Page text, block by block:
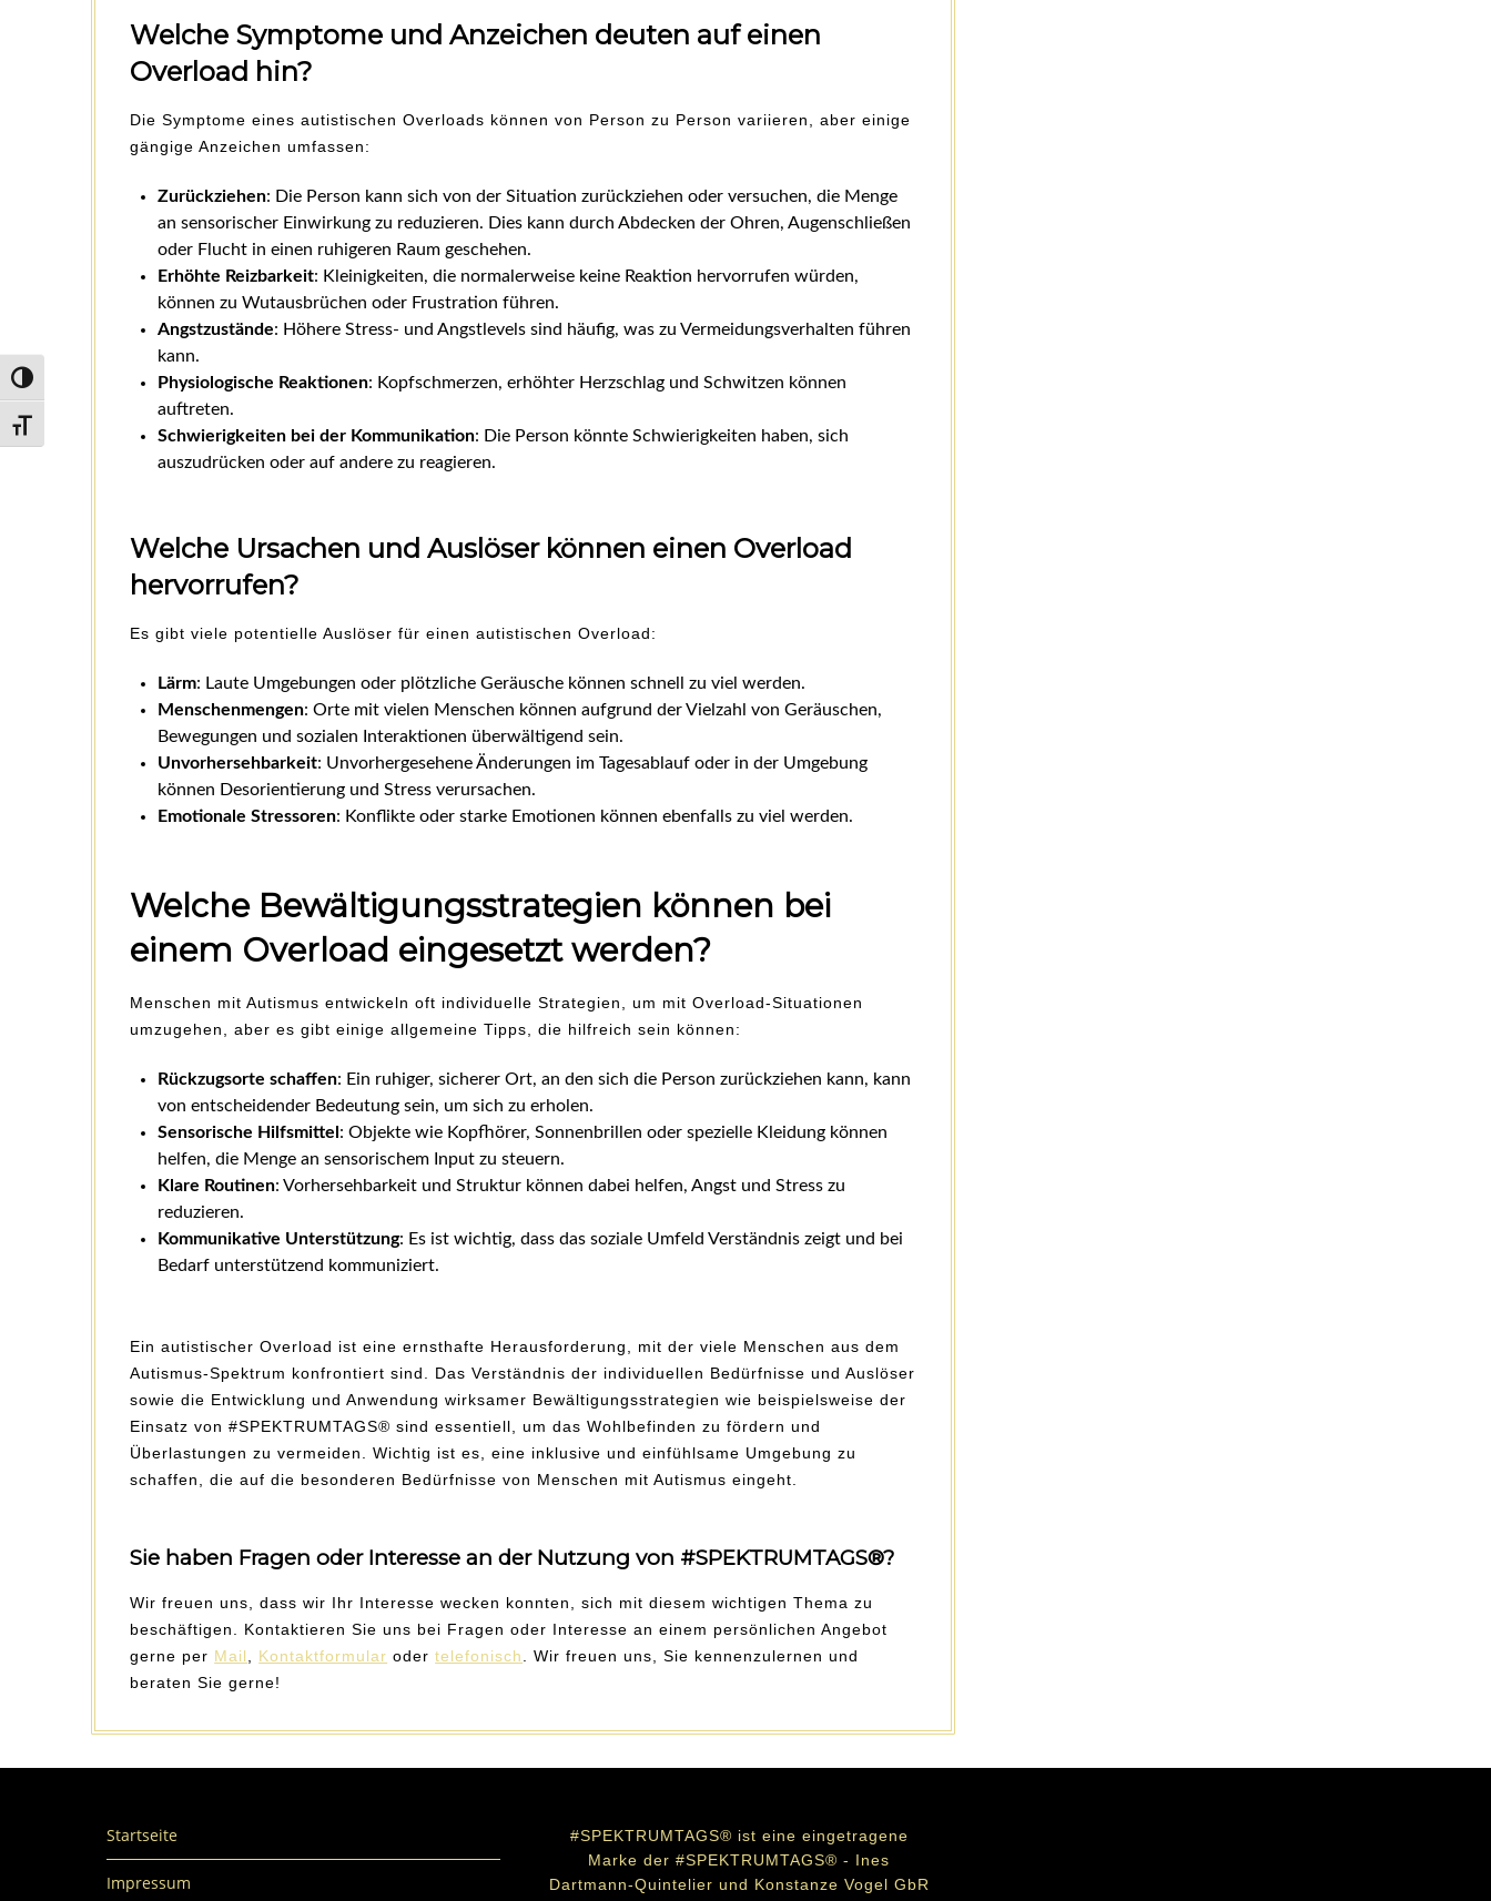
Umschalten auf hohe Kontraste
Schrift vergrößern
Welche Symptome und Anzeichen deuten auf einen
Overload hin?
Die Symptome eines autistischen Overloads können von Person zu Person variieren, aber einige
gängige Anzeichen umfassen:
Zurückziehen: Die Person kann sich von der Situation zurückziehen oder versuchen, die Menge
an sensorischer Einwirkung zu reduzieren. Dies kann durch Abdecken der Ohren, Augenschließen
oder Flucht in einen ruhigeren Raum geschehen.
Erhöhte Reizbarkeit: Kleinigkeiten, die normalerweise keine Reaktion hervorrufen würden,
können zu Wutausbrüchen oder Frustration führen.
Angstzustände: Höhere Stress- und Angstlevels sind häufig, was zu Vermeidungsverhalten führen
kann.
Physiologische Reaktionen: Kopfschmerzen, erhöhter Herzschlag und Schwitzen können
auftreten.
Schwierigkeiten bei der Kommunikation: Die Person könnte Schwierigkeiten haben, sich
auszudrücken oder auf andere zu reagieren.
Welche Ursachen und Auslöser können einen Overload
hervorrufen?
Es gibt viele potentielle Auslöser für einen autistischen Overload:
Lärm: Laute Umgebungen oder plötzliche Geräusche können schnell zu viel werden.
Menschenmengen: Orte mit vielen Menschen können aufgrund der Vielzahl von Geräuschen,
Bewegungen und sozialen Interaktionen überwältigend sein.
Unvorhersehbarkeit: Unvorhergesehene Änderungen im Tagesablauf oder in der Umgebung
können Desorientierung und Stress verursachen.
Emotionale Stressoren: Konflikte oder starke Emotionen können ebenfalls zu viel werden.
Welche Bewältigungsstrategien können bei
einem Overload eingesetzt werden?
Menschen mit Autismus entwickeln oft individuelle Strategien, um mit Overload-Situationen
umzugehen, aber es gibt einige allgemeine Tipps, die hilfreich sein können:
Rückzugsorte schaffen: Ein ruhiger, sicherer Ort, an den sich die Person zurückziehen kann, kann
von entscheidender Bedeutung sein, um sich zu erholen.
Sensorische Hilfsmittel : Objekte wie Kopfhörer, Sonnenbrillen oder spezielle Kleidung können
helfen, die Menge an sensorischem Input zu steuern.
Klare Routinen: Vorhersehbarkeit und Struktur können dabei helfen, Angst und Stress zu
reduzieren.
Kommunikative Unterstützung: Es ist wichtig, dass das soziale Umfeld Verständnis zeigt und bei
Bedarf unterstützend kommuniziert.
Ein autistischer Overload ist eine ernsthafte Herausforderung, mit der viele Menschen aus dem
Autismus-Spektrum konfrontiert sind. Das Verständnis der individuellen Bedürfnisse und Auslöser
sowie die Entwicklung und Anwendung wirksamer Bewältigungsstrategien wie beispielsweise der
Einsatz von #SPEKTRUMTAGS® sind essentiell, um das Wohlbefinden zu fördern und
Überlastungen zu vermeiden. Wichtig ist es, eine inklusive und einfühlsame Umgebung zu
schaffen, die auf die besonderen Bedürfnisse von Menschen mit Autismus eingeht.
Sie haben Fragen oder Interesse an der Nutzung von #SPEKTRUMTAGS®?
Wir freuen uns, dass wir Ihr Interesse wecken konnten, sich mit diesem wichtigen Thema zu
beschäftigen. Kontaktieren Sie uns bei Fragen oder Interesse an einem persönlichen Angebot
gerne per Mail, Kontaktformular odertelefonisch. Wir freuen uns, Sie kennenzulernen und
beraten Sie gerne!
Startseite
Impressum
#SPEKTRUMTAGS® ist eine eingetragene
Marke der #SPEKTRUMTAGS® - Ines
Dartmann-Quintelier und Konstanze Vogel GbR